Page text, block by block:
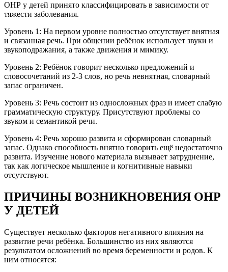
ОНР у детей принято классифицировать в зависимости от
тяжести заболевания.
Уровень 1: На первом уровне полностью отсутствует внятная
и связанная речь. При общении ребёнок использует звуки и
звукоподражания, а также движения и мимику.
Уровень 2: Ребёнок говорит несколько предложений и
словосочетаний из 2-3 слов, но речь невнятная, словарный
запас ограничен.
Уровень 3: Речь состоит из односложных фраз и имеет слабую
грамматическую структуру. Присутствуют проблемы со
звуком и семантикой речи.
Уровень 4: Речь хорошо развита и сформирован словарный
запас. Однако способность внятно говорить ещё недостаточно
развита. Изучение нового материала вызывает затруднение,
так как логическое мышление и когнитивные навыки
отсутствуют.
ПРИЧИНЫ ВОЗНИКНОВЕНИЯ ОНР
У ДЕТЕЙ
Существует несколько факторов негативного влияния на
развитие речи ребёнка. Большинство из них являются
результатом осложнений во время беременности и родов. К
ним относятся: